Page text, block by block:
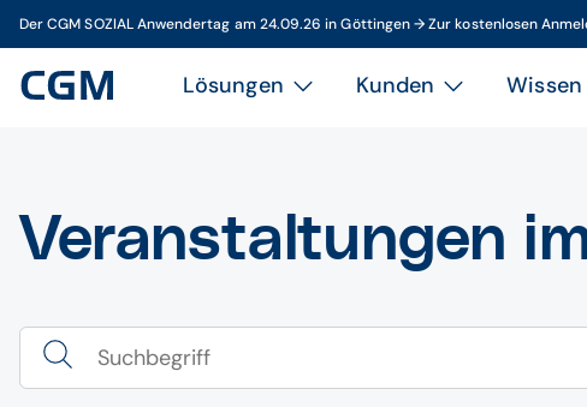
Der CGM SOZIAL Anwendertag am 24.09.26 in Göttingen → Zur kostenlosen
Lösungen Kunden Wissen
Veranstaltungen